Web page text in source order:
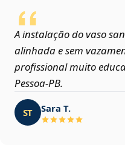
A instalação do vaso
alinhada e sem
profissional muito
Pessoa‑PB.
ST Sara T.